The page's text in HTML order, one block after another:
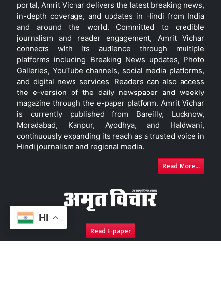
HI
portal, Amrit Vichar delivers the latest breaking news,
in-depth coverage, and updates in Hindi from India
and around the world. Committed to credible
journalism and reader engagement, Amrit Vichar
connects with its audience through multiple
platforms including Breaking News updates, Photo
Galleries, YouTube channels, social media platforms,
and digital news services. Readers can also access
the e-version of the daily newspaper and weekly
magazine through the e-paper platform. Amrit Vichar
is currently published from Bareilly, Lucknow,
Moradabad, Kanpur, Ayodhya, and Haldwani,
continuously expanding its reach as a trusted voice in
Hindi journalism and regional media.
Read More...
Read E-paper